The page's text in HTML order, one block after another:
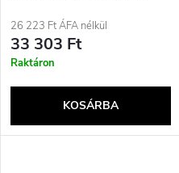
26 223 Ft ÁFA nélkül
33 303 Ft
Raktáron
KOSÁRBA